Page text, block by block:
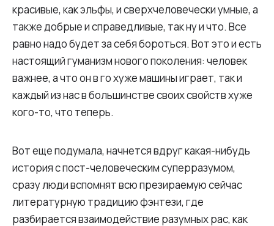
красивые, как эльфы, и сверхчеловечески умные, а
также добрые и справедливые, так ну и что. Все
равно надо будет за себя бороться. Вот это и есть
настоящий гуманизм нового поколения: человек
важнее, а что он в го хуже машины играет, так и
каждый из нас в большинстве своих свойств хуже
кого-то, что теперь.
Вот еще подумала, начнется вдруг какая-нибудь
история с пост-человеческим суперразумом,
сразу люди вспомнят всю презираемую сейчас
литературную традицию фэнтези, где
разбирается взаимодействие разумных рас, как